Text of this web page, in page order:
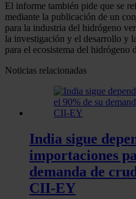
El informe también pide que se
mediante la publicación de un
para la industria del hidrógeno
la investigación y el desarrollo y
para el ecosistema del hidrógeno
Noticias relacionadas
India sigue
importaciones
demanda de
CII-EY